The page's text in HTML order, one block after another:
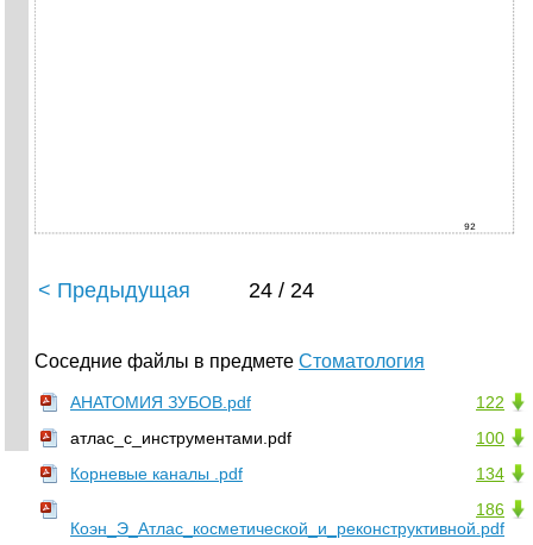
92
< Предыдущая 24 / 24
Соседние файлы в предмете Стоматология
122
АНАТОМИЯ ЗУБОВ.pdf
100
атлас_с_инструментами.pdf
134
Корневые каналы .pdf
186
Коэн_Э_Атлас_косметической_и_реконструктивной.pdf